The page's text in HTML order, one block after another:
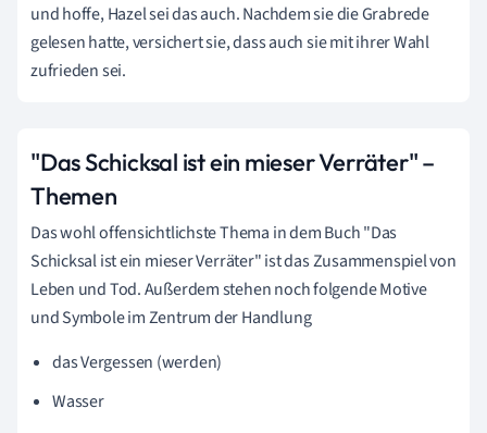
und hoffe, Hazel sei das auch. Nachdem sie die Grabrede
gelesen hatte, versichert sie, dass auch sie mit ihrer Wahl
zufrieden sei.
"Das Schicksal ist ein mieser Verräter" –
Themen
Das wohl offensichtlichste Thema in dem Buch "Das
Schicksal ist ein mieser Verräter" ist das Zusammenspiel von
Leben und Tod. Außerdem stehen noch folgende Motive
und Symbole im Zentrum der Handlung
das Vergessen (werden)
Wasser